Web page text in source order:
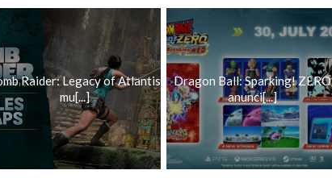
Raider: Legacy of Atlantis
mu[...]
Dragon Ball: Sparking! ZERO
anunci[...]